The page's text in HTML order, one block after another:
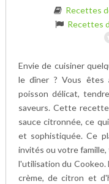
Recettes
Recettes
Envie de cuisiner
le dîner ? Vous êtes
poisson délicat,
saveurs. Cette
sauce citronnée, ce
et sophistiquée. Ce
invités ou votre
l'utilisation du Cookeo.
crème, de citron et